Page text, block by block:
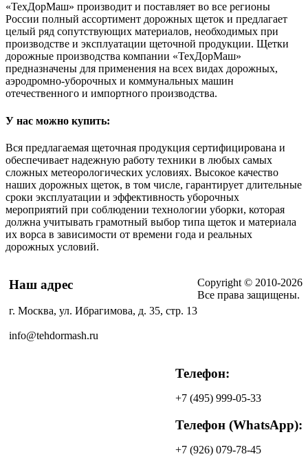
«ТехДорМаш» производит и поставляет во все регионы
России полный ассортимент дорожных щеток и предлагает
целый ряд сопутствующих материалов, необходимых при
производстве и эксплуатации щеточной продукции. Щетки
дорожные производства компании «ТехДорМаш»
предназначены для применения на всех видах дорожных,
аэродромно-уборочных и коммунальных машин
отечественного и импортного производства.
У нас можно купить:
Вся предлагаемая щеточная продукция сертифицирована и
обеспечивает надежную работу техники в любых самых
сложных метеорологических условиях. Высокое качество
наших дорожных щеток, в том числе, гарантирует длительные
сроки эксплуатации и эффективность уборочных
мероприятий при соблюдении технологии уборки, которая
должна учитывать грамотный выбор типа щеток и материала
их ворса в зависимости от времени года и реальных
дорожных условий.
Copyright © 2010-2026
Все права защищены.
Наш адрес
г. Москва, ул. Ибрагимова, д. 35, стр. 13
info@tehdormash.ru
Телефон:
+7 (495) 999-05-33
Телефон (WhatsApp):
+7 (926) 079-78-45